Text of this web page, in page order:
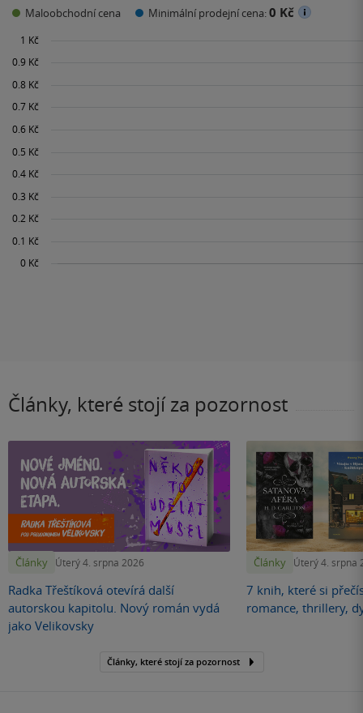
Maloobchodní cena Minimální prodejní cena:0 Kč
Články, které stojí za pozornost
Články Úterý 4. srpna 2026
Radka Třeštíková otevírá další
autorskou kapitolu. Nový román vydá
jako Velikovsky
Články Úterý 4. srpna
7 knih, které si
romance, thrillery,
Články, které stojí za pozornost